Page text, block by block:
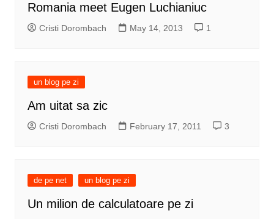
Romania meet Eugen Luchianiuc
Cristi Dorombach May 14, 2013 1
un blog pe zi
Am uitat sa zic
Cristi Dorombach February 17, 2011 3
de pe net un blog pe zi
Un milion de calculatoare pe zi